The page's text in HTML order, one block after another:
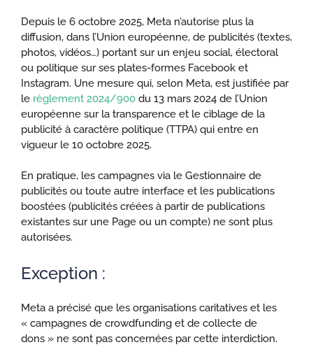
Depuis le 6 octobre 2025, Meta n’autorise plus la
diffusion, dans l’Union européenne, de publicités (textes,
photos, vidéos…) portant sur un enjeu social, électoral
ou politique sur ses plates-formes Facebook et
Instagram. Une mesure qui, selon Meta, est justifiée par
le règlement 2024/900 du 13 mars 2024 de l’Union
européenne sur la transparence et le ciblage de la
publicité à caractère politique (TTPA) qui entre en
vigueur le 10 octobre 2025.
En pratique, les campagnes via le Gestionnaire de
publicités ou toute autre interface et les publications
boostées (publicités créées à partir de publications
existantes sur une Page ou un compte) ne sont plus
autorisées.
Exception :
Meta a précisé que les organisations caritatives et les
« campagnes de crowdfunding et de collecte de
dons » ne sont pas concernées par cette interdiction.